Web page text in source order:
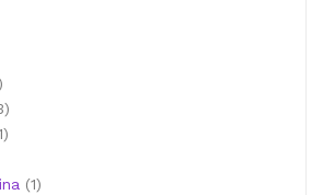
63
productos
31
11